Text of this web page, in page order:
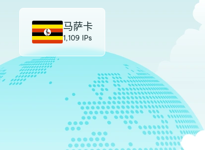
马萨卡
1,109 IPs